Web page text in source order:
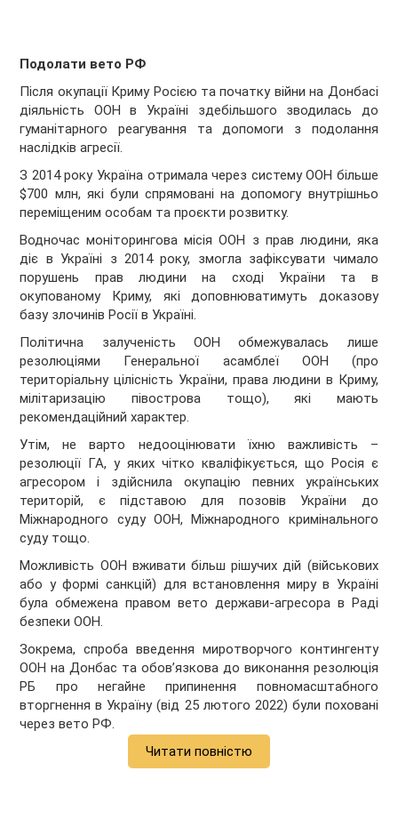
Подолати вето РФ
Після окупації Криму Росією та початку війни на Донбасі
діяльність ООН в Україні здебільшого зводилась до
гуманітарного реагування та допомоги з подолання
наслідків агресії.
З 2014 року Україна отримала через систему ООН більше
$700 млн, які були спрямовані на допомогу внутрішньо
переміщеним особам та проєкти розвитку.
Водночас моніторингова місія ООН з прав людини, яка
діє в Україні з 2014 року, змогла зафіксувати чимало
порушень прав людини на сході України та в
окупованому Криму, які доповнюватимуть доказову
базу злочинів Росії в Україні.
Політична залученість ООН обмежувалась лише
резолюціями Генеральної асамблеї ООН (про
територіальну цілісність України, права людини в Криму,
мілітаризацію півострова тощо), які мають
рекомендаційний характер.
Утім, не варто недооцінювати їхню важливість –
резолюції ГА, у яких чітко кваліфікується, що Росія є
агресором і здійснила окупацію певних українських
територій, є підставою для позовів України до
Міжнародного суду ООН, Міжнародного кримінального
суду тощо.
Можливість ООН вживати більш рішучих дій (військових
або у формі санкцій) для встановлення миру в Україні
була обмежена правом вето держави-агресора в Раді
безпеки ООН.
Зокрема, спроба введення миротворчого контингенту
ООН на Донбас та обов’язкова до виконання резолюція
РБ про негайне припинення повномасштабного
вторгнення в Україну (від 25 лютого 2022) були поховані
через вето РФ.
Читати повністю